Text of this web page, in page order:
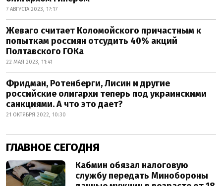
7 АВГУСТА 2023, 17:17
Жеваго считает Коломойского причастным к
попыткам россиян отсудить 40% акций
Полтавского ГОКа
22 МАЯ 2023, 11:41
Фридман, Ротенберги, Лисин и другие
российские олигархи теперь под украинскими
санкциями. А что это дает?
21 ОКТЯБРЯ 2022, 10:30
ГЛАВНОЕ СЕГОДНЯ
Кабмин обязал налоговую
службу передать Минобороны